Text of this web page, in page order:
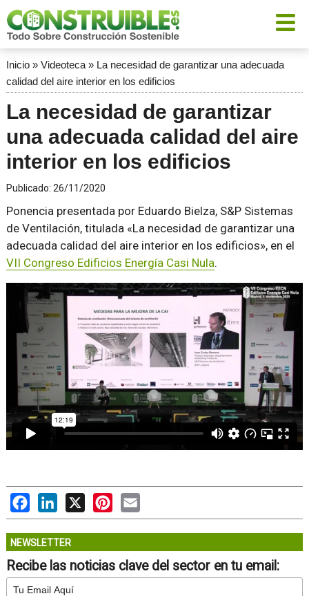
Inicio» Videoteca» La necesidad de garantizar una adecuada
calidad del aire interior en los edificios
La necesidad de garantizar
una adecuada calidad del aire
interior en los edificios
Publicado: 26/11/2020
Ponencia presentada por Eduardo Bielza, S&P Sistemas
de Ventilación, titulada «La necesidad de garantizar una
adecuada calidad del aire interior en los edificios», en el
VII Congreso Edificios Energía Casi Nula.
FacebookLinkedIn
X PinterestEmail
NEWSLETTER
Recibe las noticias clave del sector en tu email: